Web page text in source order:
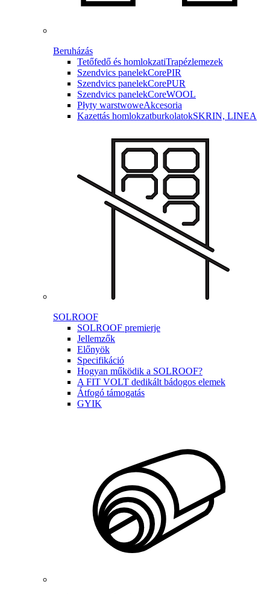
Beruházás
Tetőfedő és homlokzatiTrapézlemezek
Szendvics panelekCorePIR
Szendvics panelekCorePUR
Szendvics panelekCoreWOOL
Płyty warstwoweAkcesoria
Kazettás homlokzatburkolatokSKRIN, LINEA
SOLROOF
SOLROOF premierje
Jellemzők
Előnyök
Specifikáció
Hogyan működik a SOLROOF?
A FIT VOLT dedikált bádogos elemek
Átfogó támogatás
GYIK